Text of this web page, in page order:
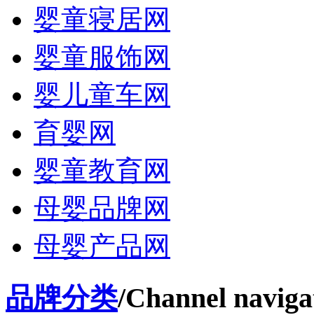
婴童寝居网
婴童服饰网
婴儿童车网
育婴网
婴童教育网
母婴品牌网
母婴产品网
品牌分类/Channel